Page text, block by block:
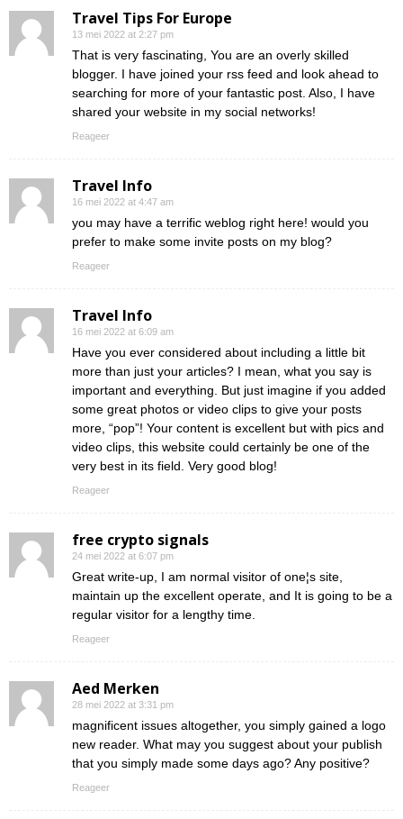
Travel Tips For Europe
13 mei 2022 at 2:27 pm
That is very fascinating, You are an overly skilled
blogger. I have joined your rss feed and look ahead to
searching for more of your fantastic post. Also, I have
shared your website in my social networks!
Reageer
Travel Info
16 mei 2022 at 4:47 am
you may have a terrific weblog right here! would you
prefer to make some invite posts on my blog?
Reageer
Travel Info
16 mei 2022 at 6:09 am
Have you ever considered about including a little bit
more than just your articles? I mean, what you say is
important and everything. But just imagine if you added
some great photos or video clips to give your posts
more, “pop”! Your content is excellent but with pics and
video clips, this website could certainly be one of the
very best in its field. Very good blog!
Reageer
free crypto signals
24 mei 2022 at 6:07 pm
Great write-up, I am normal visitor of one¦s site,
maintain up the excellent operate, and It is going to be a
regular visitor for a lengthy time.
Reageer
Aed Merken
28 mei 2022 at 3:31 pm
magnificent issues altogether, you simply gained a logo
new reader. What may you suggest about your publish
that you simply made some days ago? Any positive?
Reageer